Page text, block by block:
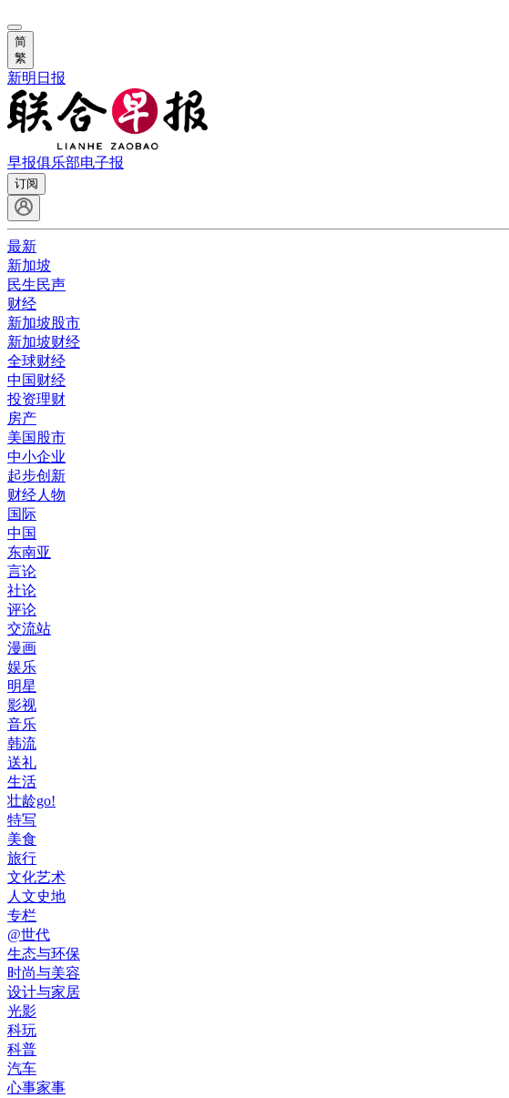
简
繁
新明日报
早报俱乐部电子报
订阅
最新
新加坡
民生民声
财经
新加坡股市
新加坡财经
全球财经
中国财经
投资理财
房产
美国股市
中小企业
起步创新
财经人物
国际
中国
东南亚
言论
社论
评论
交流站
漫画
娱乐
明星
影视
音乐
韩流
送礼
生活
壮龄go!
特写
美食
旅行
文化艺术
人文史地
专栏
@世代
生态与环保
时尚与美容
设计与家居
光影
科玩
科普
汽车
心事家事